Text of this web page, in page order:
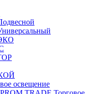
освещение